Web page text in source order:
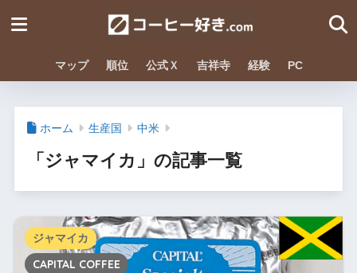
マップ 順位 公式Ｘ 吉祥寺 経験 PC
ホーム 生産国 中米
「ジャマイカ」の記事一覧
ジャマイカ
CAPITAL COFFEE